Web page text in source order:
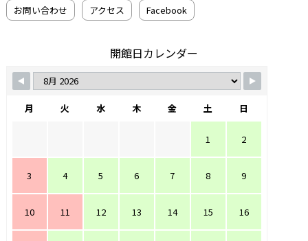
お問い合わせ アクセス Facebook
開館日カレンダー
月 火 水 木 金 土 日
1 2
3 4 5 6 7 8 9
10 11 12 13 14 15 16